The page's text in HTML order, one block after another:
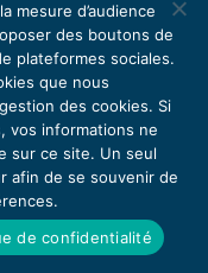
mesure d’audience
des boutons de
plateformes sociales.
que nous
des cookies. Si
vos informations ne
sur ce site. Un seul
afin de se souvenir de
de confidentialité